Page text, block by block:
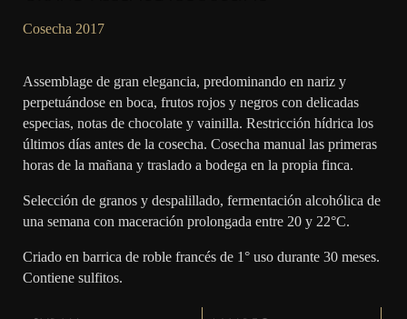
Cosecha 2017
Assemblage de gran elegancia, predominando en nariz y
perpetuándose en boca, frutos rojos y negros con delicadas
especias, notas de chocolate y vainilla. Restricción hídrica los
últimos días antes de la cosecha. Cosecha manual las primeras
horas de la mañana y traslado a bodega en la propia finca.
Selección de granos y despalillado, fermentación alcohólica de
una semana con maceración prolongada entre 20 y 22°C.
Criado en barrica de roble francés de 1° uso durante 30 meses.
Contiene sulfitos.